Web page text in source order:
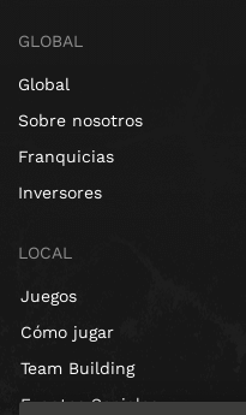
GLOBAL
Global
Sobre nosotros
Franquicias
Inversores
LOCAL
Juegos
Cómo jugar
Team Building
Eventos Sociales